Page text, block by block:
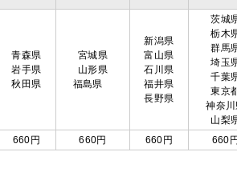
青森県
岩手県
秋田県
宮城県
山形県
福島県
新潟県
富山県
石川県
福井県
長野県
茨城
栃木
群馬
埼玉
千葉
東京
神奈
山梨
660円 660円 660円 660